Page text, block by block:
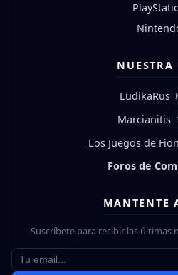
NUESTRA
LudikaRus
Marcianitis
Los Juegos de
Foros de
MANTENTE
Suscríbete para recibir las últimas